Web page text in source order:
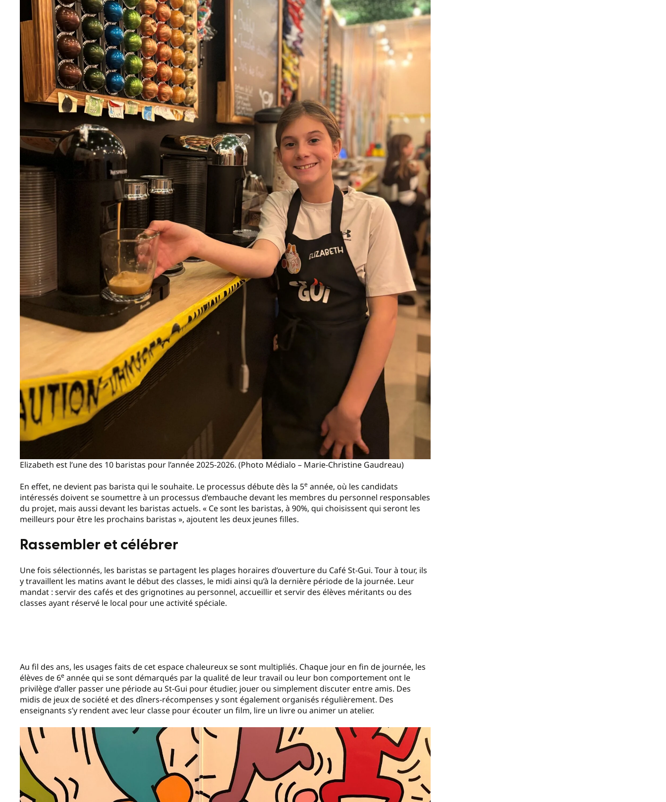
Elizabeth est l’une des 10 baristas pour l’année 2025-2026. (Photo Médialo – Marie-Christine Gaudreau)
En effet, ne devient pas barista qui le souhaite. Le processus débute dès la 5e année, où les candidats
intéressés doivent se soumettre à un processus d’embauche devant les membres du personnel responsables
du projet, mais aussi devant les baristas actuels. « Ce sont les baristas, à 90%, qui choisissent qui seront les
meilleurs pour être les prochains baristas », ajoutent les deux jeunes filles.
Rassembler et célébrer
Une fois sélectionnés, les baristas se partagent les plages horaires d’ouverture du Café St-Gui. Tour à tour, ils
y travaillent les matins avant le début des classes, le midi ainsi qu’à la dernière période de la journée. Leur
mandat : servir des cafés et des grignotines au personnel, accueillir et servir des élèves méritants ou des
classes ayant réservé le local pour une activité spéciale.
Au fil des ans, les usages faits de cet espace chaleureux se sont multipliés. Chaque jour en fin de journée, les
élèves de 6e année qui se sont démarqués par la qualité de leur travail ou leur bon comportement ont le
privilège d’aller passer une période au St-Gui pour étudier, jouer ou simplement discuter entre amis. Des
midis de jeux de société et des dîners-récompenses y sont également organisés régulièrement. Des
enseignants s’y rendent avec leur classe pour écouter un film, lire un livre ou animer un atelier.